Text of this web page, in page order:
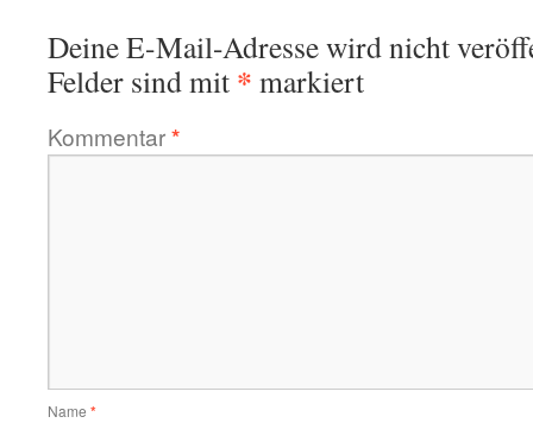
Deine E-Mail-Adresse wird nicht
Felder sind mit * markiert
Kommentar*
Name *